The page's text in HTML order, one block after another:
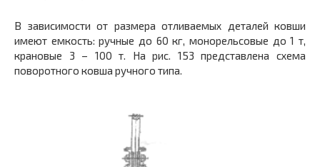
В зависимости от размера отливаемых деталей ковши
имеют емкость: ручные до 60 кг, монорельсовые до 1 т,
крановые 3 – 100 т. На рис. 153 представлена схема
поворотного ковша ручного типа.